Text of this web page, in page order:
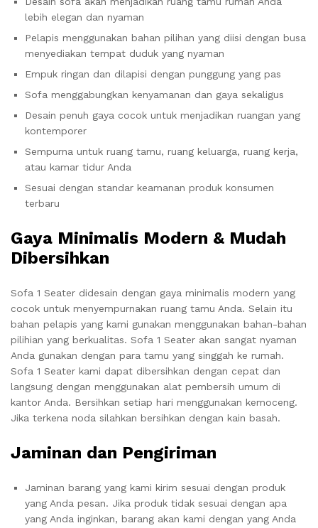
lebih elegan dan nyaman
Pelapis menggunakan bahan pilihan yang diisi dengan busa
menyediakan tempat duduk yang nyaman
Empuk ringan dan dilapisi dengan punggung yang pas
Sofa menggabungkan kenyamanan dan gaya sekaligus
Desain penuh gaya cocok untuk menjadikan ruangan yang
kontemporer
Sempurna untuk ruang tamu, ruang keluarga, ruang kerja,
atau kamar tidur Anda
Sesuai dengan standar keamanan produk konsumen
terbaru
Gaya Minimalis Modern & Mudah
Dibersihkan
Sofa 1 Seater didesain dengan gaya minimalis modern yang
cocok untuk menyempurnakan ruang tamu Anda. Selain itu
bahan pelapis yang kami gunakan menggunakan bahan-bahan
pilihian yang berkualitas. Sofa 1 Seater akan sangat nyaman
Anda gunakan dengan para tamu yang singgah ke rumah.
Sofa 1 Seater kami dapat dibersihkan dengan cepat dan
langsung dengan menggunakan alat pembersih umum di
kantor Anda. Bersihkan setiap hari menggunakan kemoceng.
Jika terkena noda silahkan bersihkan dengan kain basah.
Jaminan dan Pengiriman
Jaminan barang yang kami kirim sesuai dengan produk
yang Anda pesan. Jika produk tidak sesuai dengan apa
yang Anda inginkan, barang akan kami dengan yang Anda